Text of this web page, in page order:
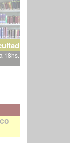
18hs.